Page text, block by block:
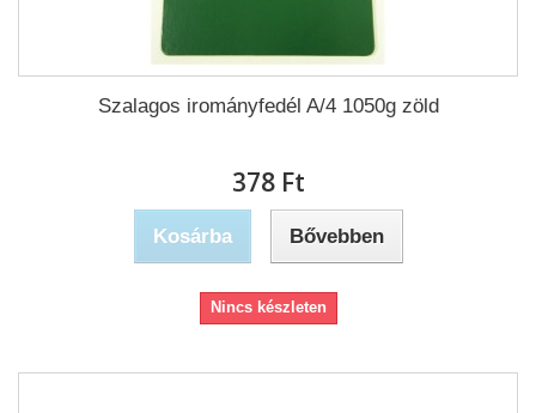
Szalagos irományfedél A/4 1050g zöld
378 Ft‎
Kosárba Bővebben
Nincs készleten